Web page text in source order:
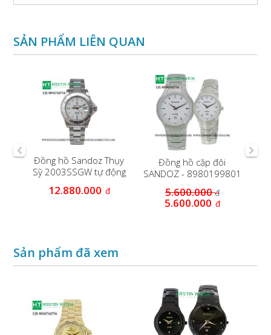
SẢN PHẨM LIÊN QUAN
Đồng hồ Sandoz Thụy
Sỹ 2003SSGW tự động
12.880.000 đ
Đồng hồ cặp đôi
SANDOZ - 8980199801
5.600.000đ
5.600.000 đ
Sản phẩm đã xem